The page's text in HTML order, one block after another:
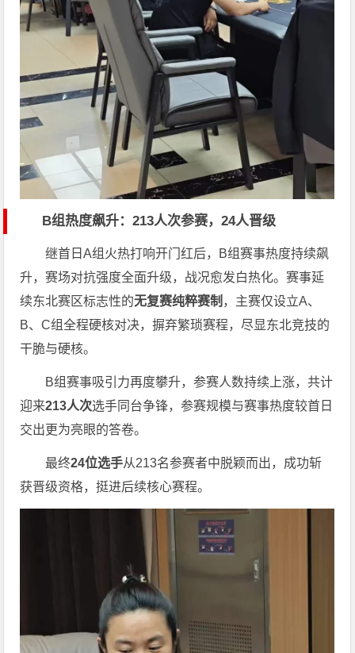
B组热度飙升：213人次参赛，24人晋级
继首日A组火热打响开门红后，B组赛事热度持续飙
升，赛场对抗强度全面升级，战况愈发白热化。赛事延
续东北赛区标志性的无复赛纯粹赛制 ，主赛仅设立A、
B、C组全程硬核对决，摒弃繁琐赛程，尽显东北竞技的
干脆与硬核。
B组赛事吸引力再度攀升，参赛人数持续上涨，共计
迎来213人次选手同台争锋，参赛规模与赛事热度较首日
交出更为亮眼的答卷。
最终24位选手从213名参赛者中脱颖而出，成功斩
获晋级资格，挺进后续核心赛程。